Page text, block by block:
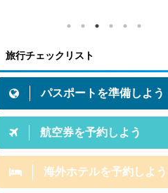
載ホテル数を誇り、全世界で月間9000
のサイトからホテルを予約しています
コールセンターもあり ...
旅行チェックリスト
パスポートを準備しよう
航空券を予約しよう
海外ホテルを予約しよう